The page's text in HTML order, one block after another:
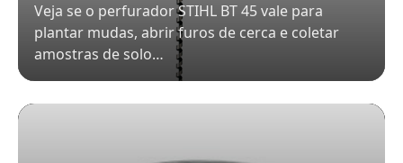
Veja se o perfurador STIHL BT 45 vale para
plantar mudas, abrir furos de cerca e coletar
amostras de solo…